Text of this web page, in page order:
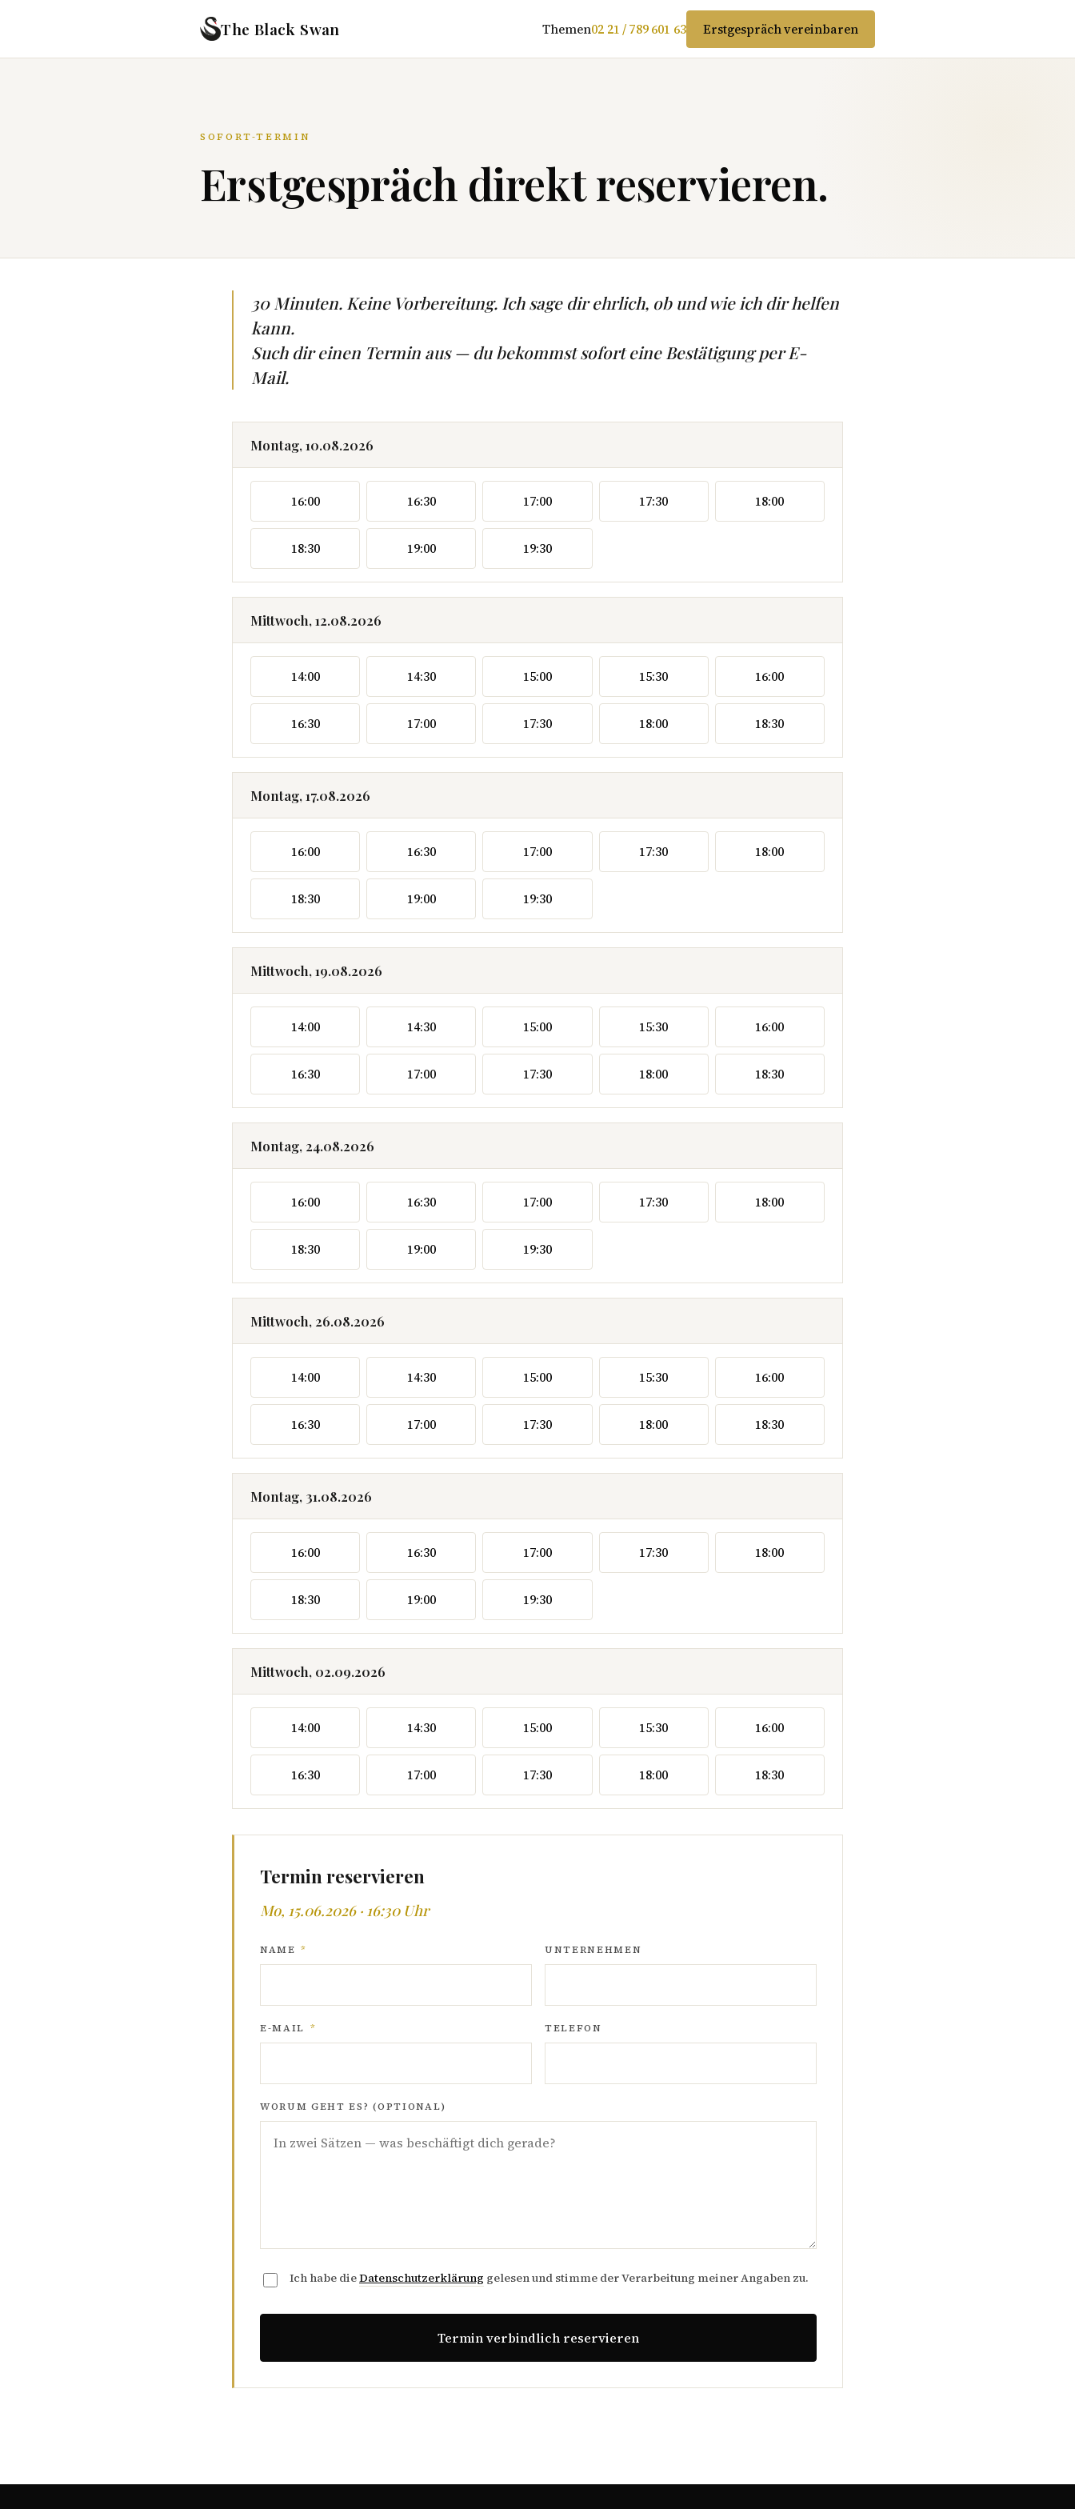
The Black Swan Themen02 21 / 789 601 63 Erstgespräch vereinbaren
SOFORT-TERMIN
Erstgespräch direkt reservieren.
30 Minuten. Keine Vorbereitung. Ich sage dir ehrlich, ob und wie ich dir helfen
kann.
Such dir einen Termin aus — du bekommst sofort eine Bestätigung per E-
Mail.
Montag, 10.08.2026
16:00 16:30 17:00 17:30 18:00
18:30 19:00 19:30
Mittwoch, 12.08.2026
14:00 14:30 15:00 15:30 16:00
16:30 17:00 17:30 18:00 18:30
Montag, 17.08.2026
16:00 16:30 17:00 17:30 18:00
18:30 19:00 19:30
Mittwoch, 19.08.2026
14:00 14:30 15:00 15:30 16:00
16:30 17:00 17:30 18:00 18:30
Montag, 24.08.2026
16:00 16:30 17:00 17:30 18:00
18:30 19:00 19:30
Mittwoch, 26.08.2026
14:00 14:30 15:00 15:30 16:00
16:30 17:00 17:30 18:00 18:30
Montag, 31.08.2026
16:00 16:30 17:00 17:30 18:00
18:30 19:00 19:30
Mittwoch, 02.09.2026
14:00 14:30 15:00 15:30 16:00
16:30 17:00 17:30 18:00 18:30
Termin reservieren
Mo, 15.06.2026 · 16:30 Uhr
NAME * UNTERNEHMEN
E-MAIL * TELEFON
WORUM GEHT ES? (OPTIONAL)
Ich habe dieDatenschutzerklärung gelesen und stimme der Verarbeitung meiner Angaben zu.
Termin verbindlich reservieren